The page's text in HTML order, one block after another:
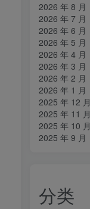
2026 年 8 月
2026 年 7 月
2026 年 6 月
2026 年 5 月
2026 年 4 月
2026 年 3 月
2026 年 2 月
2026 年 1 月
2025 年 12 月
2025 年 11 月
2025 年 10 月
2025 年 9 月
分类